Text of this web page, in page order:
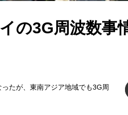
の3G周波数事
たが、東南アジア地域でも3G周